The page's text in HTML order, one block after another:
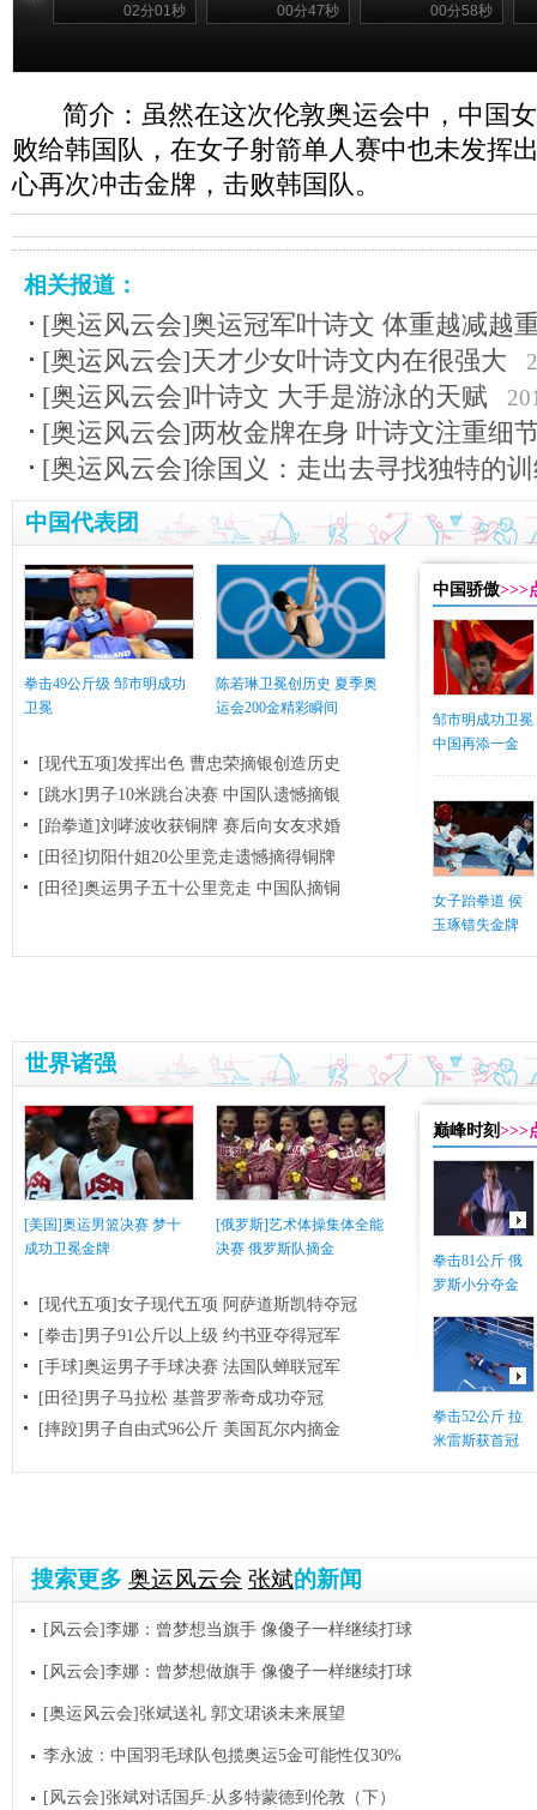
02分01秒 00分47秒 00分58秒
简介：虽然在这次伦敦奥运会中，中国
败给韩国队，在女子射箭单人赛中也未发挥
心再次冲击金牌，击败韩国队。
相关报道：
[奥运风云会]奥运冠军叶诗文 体重越减越
[奥运风云会]天才少女叶诗文内在很强大
[奥运风云会]叶诗文 大手是游泳的天赋
[奥运风云会]两枚金牌在身 叶诗文注重细
[奥运风云会]徐国义：走出去寻找独特的
中国代表团
拳击49公斤级 邹市明成功
卫冕
陈若琳卫冕创历史 夏季奥
运会200金精彩瞬间
[现代五项]发挥出色 曹忠荣摘银创造历史
[跳水]男子10米跳台决赛 中国队遗憾摘银
[跆拳道]刘哮波收获铜牌 赛后向女友求婚
[田径]切阳什姐20公里竞走遗憾摘得铜牌
[田径]奥运男子五十公里竞走 中国队摘铜
中国骄傲>>>
邹市明成功卫冕
中国再添一金
女子跆拳道 侯
玉琢错失金牌
世界诸强
[美国]奥运男篮决赛 梦十
成功卫冕金牌
[俄罗斯]艺术体操集体全能
决赛 俄罗斯队摘金
[现代五项]女子现代五项 阿萨道斯凯特夺冠
[拳击]男子91公斤以上级 约书亚夺得冠军
[手球]奥运男子手球决赛 法国队蝉联冠军
[田径]男子马拉松 基普罗蒂奇成功夺冠
[摔跤]男子自由式96公斤 美国瓦尔内摘金
巅峰时刻>>>
拳击81公斤 俄
罗斯小分夺金
拳击52公斤 拉
米雷斯获首冠
搜索更多 奥运风云会 张斌的新闻
[风云会]李娜：曾梦想当旗手 像傻子一样继续打球
[风云会]李娜：曾梦想做旗手 像傻子一样继续打球
[奥运风云会]张斌送礼 郭文珺谈未来展望
李永波：中国羽毛球队包揽奥运5金可能性仅30%
[风云会]张斌对话国乒:从多特蒙德到伦敦（下）